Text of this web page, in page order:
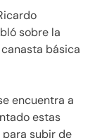
sobre la
básica
encuentra a
estas
para subir de